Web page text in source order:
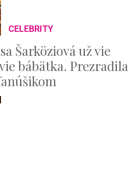
CELEBRITY
Šarköziová už vie
bábätka. Prezradila